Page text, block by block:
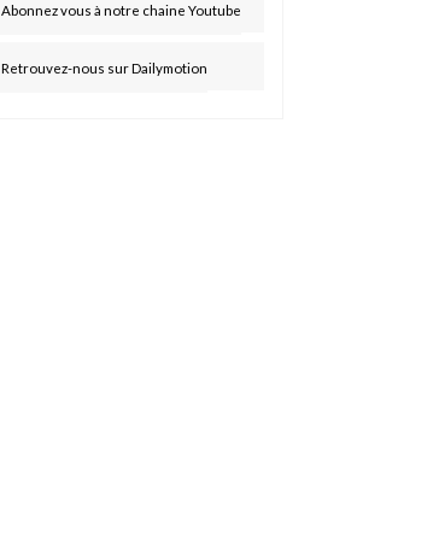
Abonnez vous à notre chaine Youtube
Retrouvez-nous sur Dailymotion